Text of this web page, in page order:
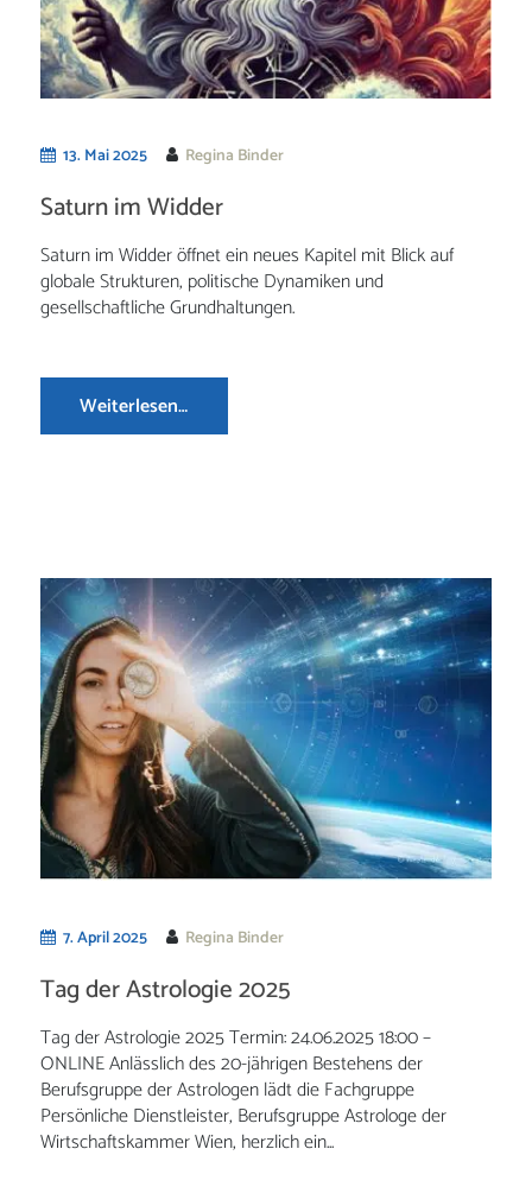
13. Mai 2025 Regina Binder
Saturn im Widder
Saturn im Widder öffnet ein neues Kapitel mit Blick auf
globale Strukturen, politische Dynamiken und
gesellschaftliche Grundhaltungen.
Weiterlesen…
7. April 2025 Regina Binder
Tag der Astrologie 2025
Tag der Astrologie 2025 Termin: 24.06.2025 18:00 –
ONLINE Anlässlich des 20-jährigen Bestehens der
Berufsgruppe der Astrologen lädt die Fachgruppe
Persönliche Dienstleister, Berufsgruppe Astrologe der
Wirtschaftskammer Wien, herzlich ein...